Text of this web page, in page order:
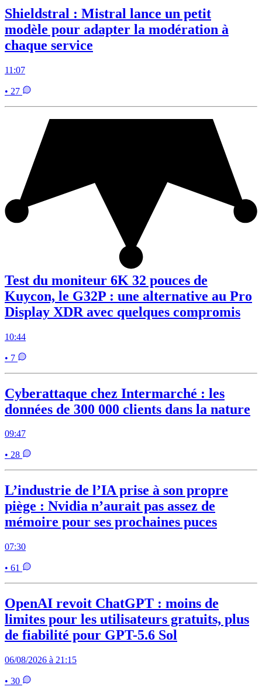
Shieldstral : Mistral lance un petit
modèle pour adapter la modération à
chaque service
11:07
• 27
Test du moniteur 6K 32 pouces de
Kuycon, le G32P : une alternative au Pro
Display XDR avec quelques compromis
10:44
• 7
Cyberattaque chez Intermarché : les
données de 300 000 clients dans la nature
09:47
• 28
L’industrie de l’IA prise à son propre
piège : Nvidia n’aurait pas assez de
mémoire pour ses prochaines puces
07:30
• 61
OpenAI revoit ChatGPT : moins de
limites pour les utilisateurs gratuits, plus
de fiabilité pour GPT-5.6 Sol
06/08/2026 à 21:15
• 30